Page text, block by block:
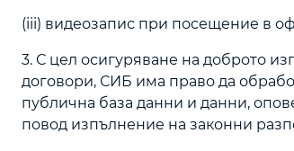
(iii) видеозапис при посещение в
3. С цел осигуряване на доброто
договори, СИБ има право да
публична база данни и данни,
повод изпълнение на законни